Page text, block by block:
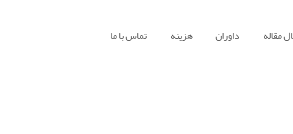
مقاله داوران هزینه تماس با ما